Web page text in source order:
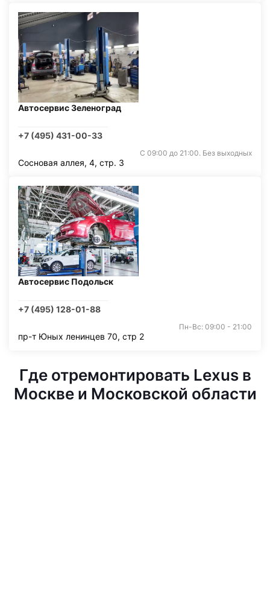
Автосервис Зеленоград
+7 (495) 431-00-33
С 09:00 до 21:00. Без выходных
Сосновая аллея, 4, стр. 3
Автосервис Подольск
+7 (495) 128-01-88
Пн-Вс: 09:00 - 21:00
пр-т Юных ленинцев 70, стр 2
Где отремонтировать Lexus в
Москве и Московской области